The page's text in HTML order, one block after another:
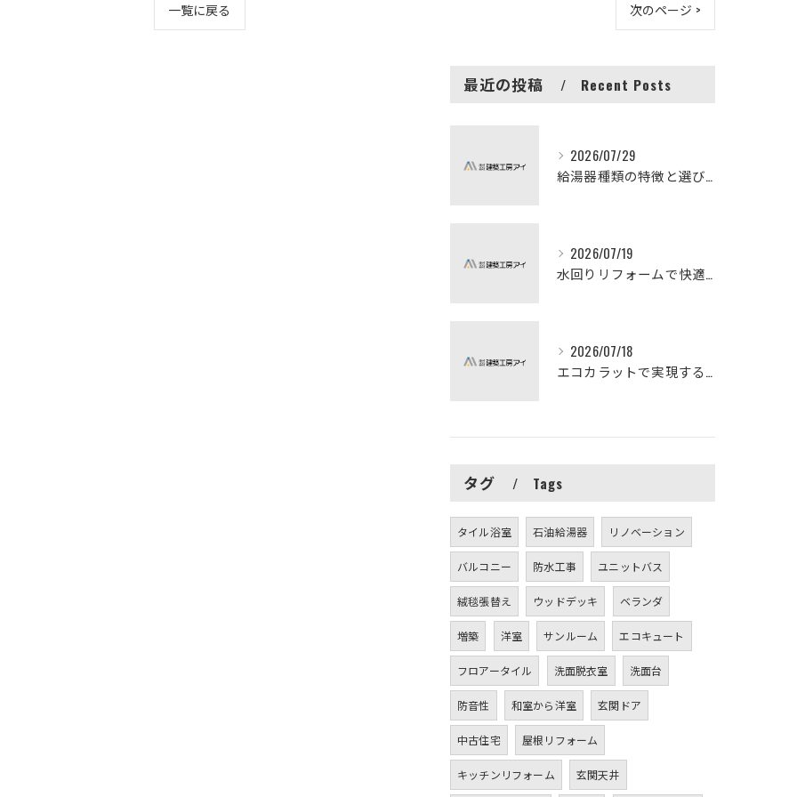
一覧に戻る 次のページ >
最近の投稿 Recent Posts
2026/07/29
給湯器種類の特徴と選び方ガイド
2026/07/19
水回りリフォームで快適な暮らしを実現する方法
2026/07/18
エコカラットで実現する快適リフォームの秘訣
タグ Tags
タイル浴室 石油給湯器 リノベーション
バルコニー 防水工事 ユニットバス
絨毯張替え ウッドデッキ ベランダ
増築 洋室 サンルーム エコキュート
フロアータイル 洗面脱衣室 洗面台
防音性 和室から洋室 玄関ドア
中古住宅 屋根リフォーム
キッチンリフォーム 玄関天井